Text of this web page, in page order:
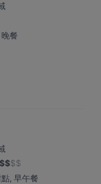
餐
$$$$
, 早午餐